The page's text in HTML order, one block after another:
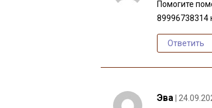
Помогите
89996738314
Ответить
Эва |